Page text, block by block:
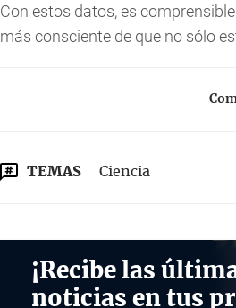
Con estos datos, es
más consciente de que no sólo
TEMAS Ciencia
¡Recibe las
noticias en tus